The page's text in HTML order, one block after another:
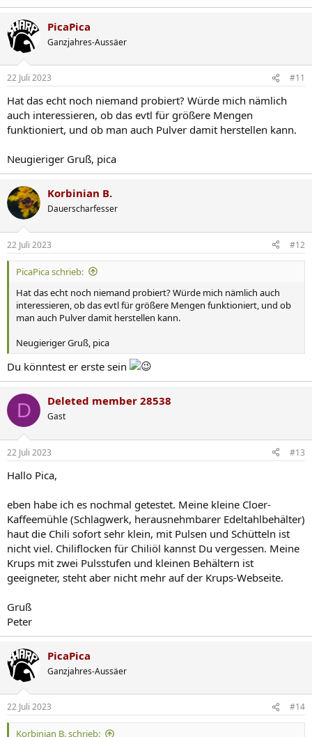
PicaPica
Ganzjahres-Aussäer
22 Juli 2023 #11
Hat das echt noch niemand probiert? Würde mich nämlich
auch interessieren, ob das evtl für größere Mengen
funktioniert, und ob man auch Pulver damit herstellen kann.
Neugieriger Gruß, pica
Korbinian B.
Dauerscharfesser
22 Juli 2023 #12
PicaPica schrieb:
Hat das echt noch niemand probiert? Würde mich nämlich auch
interessieren, ob das evtl für größere Mengen funktioniert, und ob
man auch Pulver damit herstellen kann.
Neugieriger Gruß, pica
Du könntest er erste sein
D Deleted member 28538
Gast
22 Juli 2023 #13
Hallo Pica,
eben habe ich es nochmal getestet. Meine kleine Cloer-
Kaffeemühle (Schlagwerk, herausnehmbarer Edeltahlbehälter)
haut die Chili sofort sehr klein, mit Pulsen und Schütteln ist
nicht viel. Chiliflocken für Chiliöl kannst Du vergessen. Meine
Krups mit zwei Pulsstufen und kleinen Behältern ist
geeigneter, steht aber nicht mehr auf der Krups-Webseite.
Gruß
Peter
PicaPica
Ganzjahres-Aussäer
22 Juli 2023 #14
Korbinian B. schrieb: